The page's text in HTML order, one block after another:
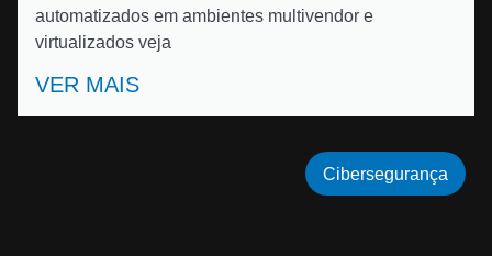
automatizados em ambientes multivendor e
virtualizados veja
VER MAIS
Cibersegurança